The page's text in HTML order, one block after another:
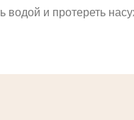
и протереть